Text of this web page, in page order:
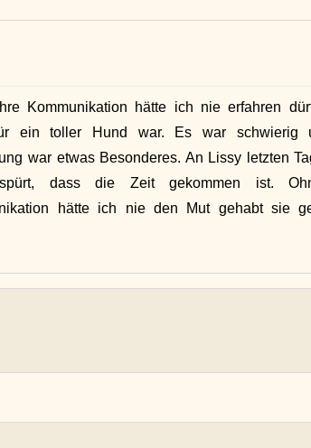
Kommunikation hätte ich nie erfahren
ein toller Hund war. Es war schwierig
war etwas Besonderes. An Lissy letzten
dass die Zeit gekommen ist.
hätte ich nie den Mut gehabt sie